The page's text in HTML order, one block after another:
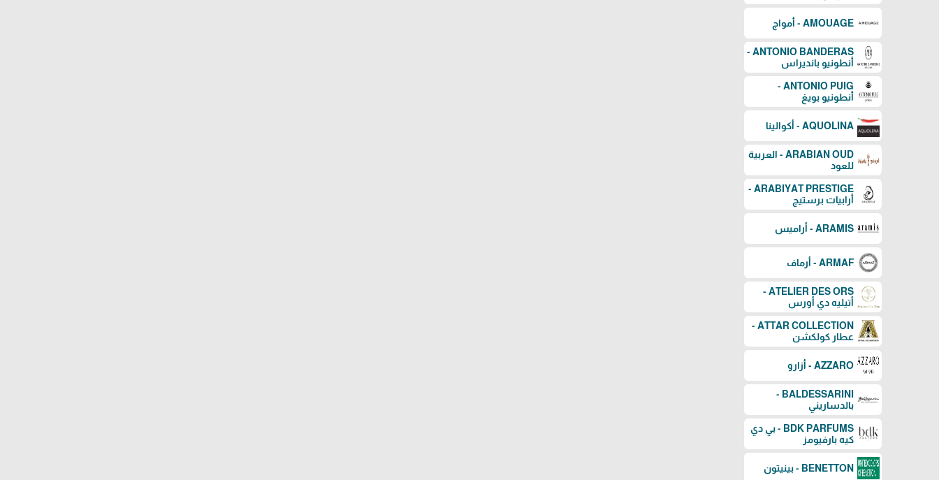
AMOUAGE - أمواج
ANTONIO BANDERAS -
أنطونيو بانديراس
ANTONIO PUIG -
أنطونيو بويغ
AQUOLINA - أكوالينا
ARABIAN OUD - العربية
للعود
ARABIYAT PRESTIGE -
أرابيات برستيج
ARAMIS - أراميس
ARMAF - أرماف
ATELIER DES ORS -
أتيليه دي أورس
ATTAR COLLECTION -
عطار كولكشن
AZZARO - أزارو
BALDESSARINI -
بالدساريني
BDK PARFUMS - بي دي
كيه بارفيومز
BENETTON - بينيتون